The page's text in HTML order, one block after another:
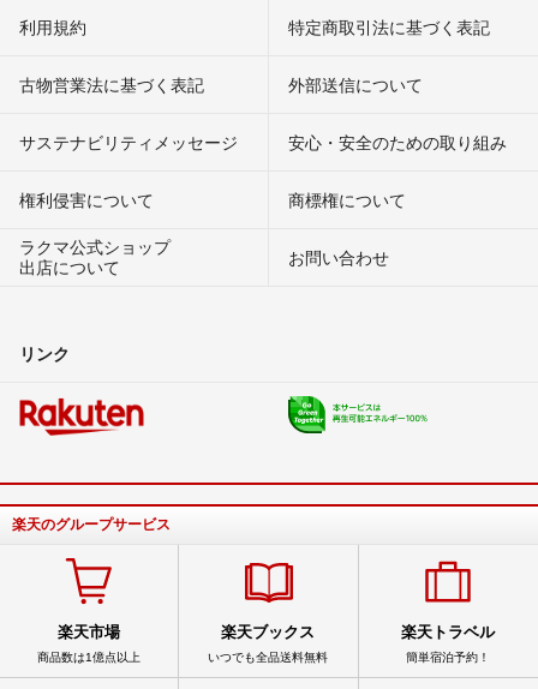
利用規約 特定商取引法に基づく表記
古物営業法に基づく表記 外部送信について
サステナビリティメッセージ 安心・安全のための取り組み
権利侵害について
商標権について
ラクマ公式ショップ
出店について
お問い合わせ
リンク
楽天のグループサービス
楽天市場
商品数は1億点以上
楽天ブックス
いつでも全品送料無料
楽天トラベル
簡単宿泊予約！